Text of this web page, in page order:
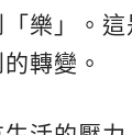
「樂」。
轉變。